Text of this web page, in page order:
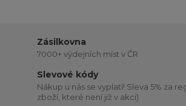
Zásilkovna
7000+ výdejních míst v ČR
Slevové kódy
Nákup u nás se vyplatí! Sleva 5% za
zboží, které není již v akci)